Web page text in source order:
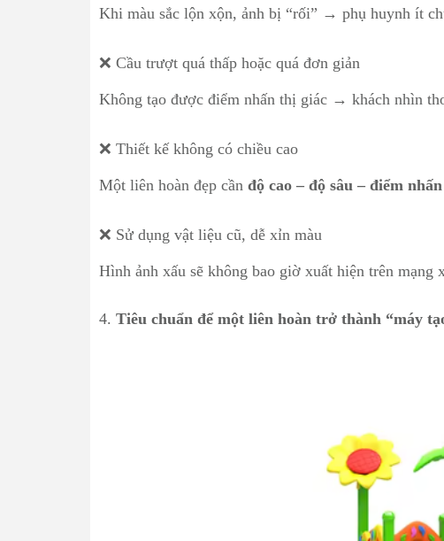
Khi màu sắc lộn xộn, ảnh bị “rối” → phụ huynh ít
❌ Cầu trượt quá thấp hoặc quá đơn giản
Không tạo được điểm nhấn thị giác → khách nhìn
❌ Thiết kế không có chiều cao
Một liên hoàn đẹp cần độ cao – độ sâu – điểm nhấn
❌ Sử dụng vật liệu cũ, dễ xỉn màu
Hình ảnh xấu sẽ không bao giờ xuất hiện trên mạng
4. Tiêu chuẩn để một liên hoàn trở thành “máy